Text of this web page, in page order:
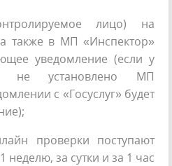
лицо) на
а также в МП «Инспектор»
уведомление (если у
не установлено МП
с «Госуслуг» будет
проверки поступают
неделю, за сутки и за 1 час